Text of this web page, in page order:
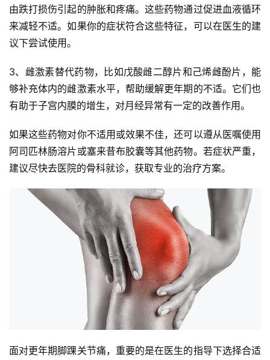
由跌打损伤引起的肿胀和疼痛。这些药物通过促进血液循环
来减轻不适。如果你的症状符合这些特征，可以在医生的建
议下尝试使用。
3、雌激素替代药物，比如戊酸雌二醇片和己烯雌酚片，能
够补充体内的雌激素水平，帮助缓解更年期的不适。它们也
有助于子宫内膜的增生，对月经异常有一定的改善作用。
如果这些药物对你不适用或效果不佳，还可以遵从医嘱使用
阿司匹林肠溶片或塞来昔布胶囊等其他药物。若症状严重，
建议尽快去医院的骨科就诊，获取专业的治疗方案。
面对更年期脚踝关节痛，重要的是在医生的指导下选择合适